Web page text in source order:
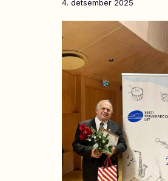
4. detsember 2025